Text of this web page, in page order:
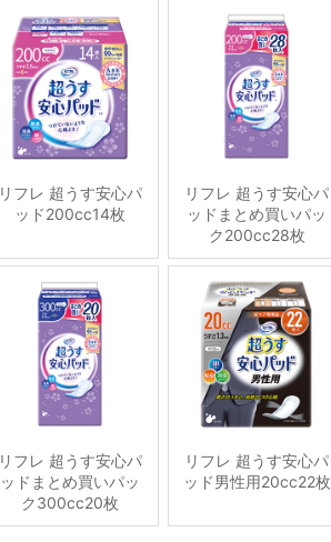
リフレ 超うす安心パ
ッド200cc14枚
リフレ 超うす安心パ
ッドまとめ買いパッ
ク200cc28枚
リフレ 超うす安心パ
ッドまとめ買いパッ
ク300cc20枚
リフレ 超うす安心パ
ッド男性用20cc22枚